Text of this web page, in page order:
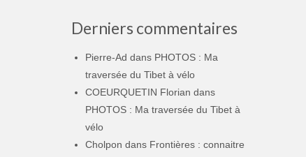
Derniers commentaires
Pierre-Ad dans PHOTOS : Ma
traversée du Tibet à vélo
COEURQUETIN Florian dans
PHOTOS : Ma traversée du Tibet à
vélo
Cholpon dans Frontières : connaitre